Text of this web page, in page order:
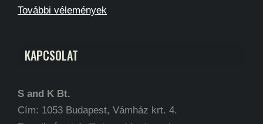
További vélemények
KAPCSOLAT
S and K Bt.
Cím: 1053 Budapest, Vámház krt. 4.